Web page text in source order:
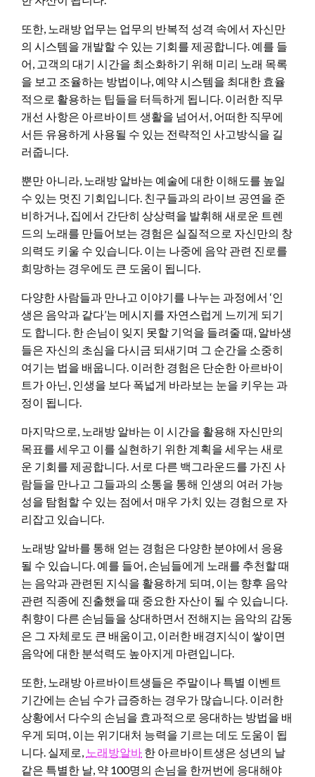
또한, 노래방 업무는 업무의 반복적 성격 속에서 자신만
의 시스템을 개발할 수 있는 기회를 제공합니다. 예를 들
어, 고객의 대기 시간을 최소화하기 위해 미리 노래 목록
을 보고 조율하는 방법이나, 예약 시스템을 최대한 효율
적으로 활용하는 팁들을 터득하게 됩니다. 이러한 직무
개선 사항은 아르바이트 생활을 넘어서, 어떠한 직무에
서든 유용하게 사용될 수 있는 전략적인 사고방식을 길
러줍니다.
뿐만 아니라, 노래방 알바는 예술에 대한 이해도를 높일
수 있는 멋진 기회입니다. 친구들과의 라이브 공연을 준
비하거나, 집에서 간단히 상상력을 발휘해 새로운 트렌
드의 노래를 만들어보는 경험은 실질적으로 자신만의 창
의력도 키울 수 있습니다. 이는 나중에 음악 관련 진로를
희망하는 경우에도 큰 도움이 됩니다.
다양한 사람들과 만나고 이야기를 나누는 과정에서 ‘인
생은 음악과 같다’는 메시지를 자연스럽게 느끼게 되기
도 합니다. 한 손님이 잊지 못할 기억을 들려줄 때, 알바생
들은 자신의 초심을 다시금 되새기며 그 순간을 소중히
여기는 법을 배웁니다. 이러한 경험은 단순한 아르바이
트가 아닌, 인생을 보다 폭넓게 바라보는 눈을 키우는 과
정이 됩니다.
마지막으로, 노래방 알바는 이 시간을 활용해 자신만의
목표를 세우고 이를 실현하기 위한 계획을 세우는 새로
운 기회를 제공합니다. 서로 다른 백그라운드를 가진 사
람들을 만나고 그들과의 소통을 통해 인생의 여러 가능
성을 탐험할 수 있는 점에서 매우 가치 있는 경험으로 자
리잡고 있습니다.
노래방 알바를 통해 얻는 경험은 다양한 분야에서 응용
될 수 있습니다. 예를 들어, 손님들에게 노래를 추천할 때
는 음악과 관련된 지식을 활용하게 되며, 이는 향후 음악
관련 직종에 진출했을 때 중요한 자산이 될 수 있습니다.
취향이 다른 손님들을 상대하면서 전해지는 음악의 감동
은 그 자체로도 큰 배움이고, 이러한 배경지식이 쌓이면
음악에 대한 분석력도 높아지게 마련입니다.
또한, 노래방 아르바이트생들은 주말이나 특별 이벤트
기간에는 손님 수가 급증하는 경우가 많습니다. 이러한
상황에서 다수의 손님을 효과적으로 응대하는 방법을 배
우게 되며, 이는 위기대처 능력을 기르는 데도 도움이 됩
니다. 실제로, 노래방알바 한 아르바이트생은 성년의 날
같은 특별한 날, 약 100명의 손님을 한꺼번에 응대해야